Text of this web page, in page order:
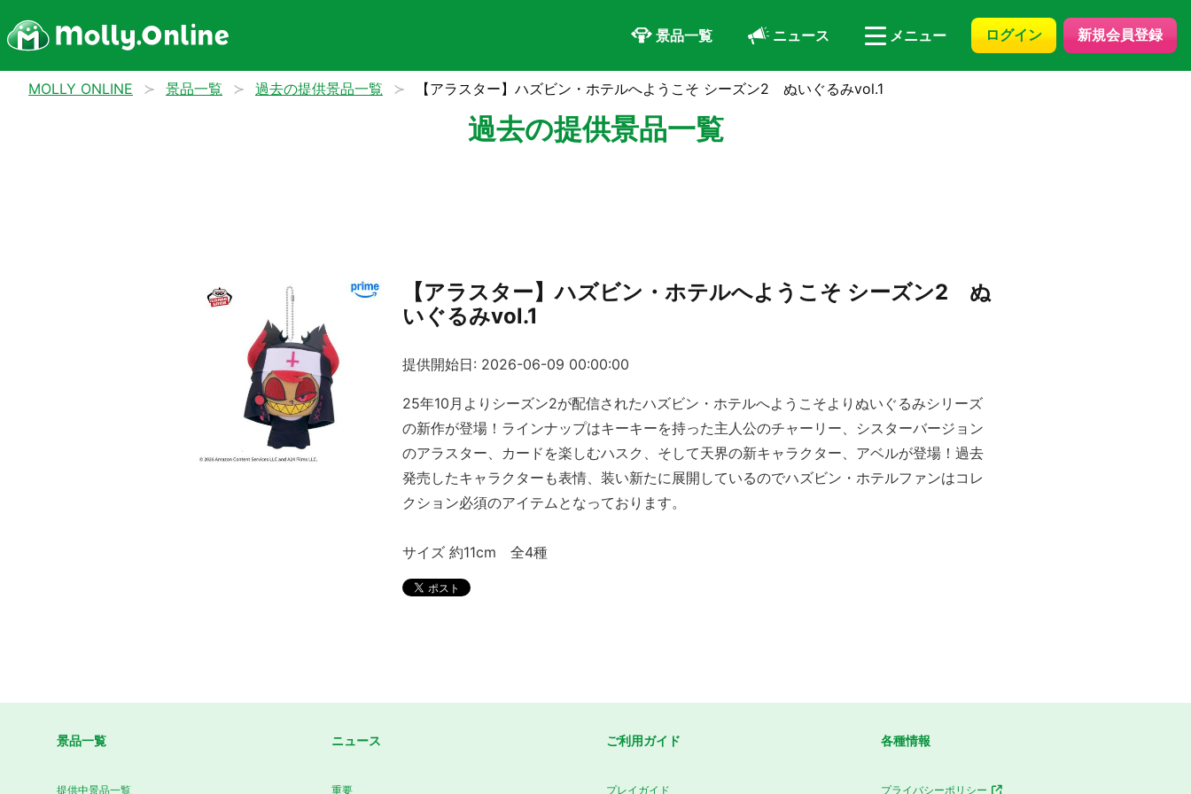
景品一覧 ニュース メニュー ログイン 新規会員登録
MOLLY ONLINE 景品一覧 過去の提供景品一覧 【アラスター】ハズビン・ホテルへようこそ シーズン2 ぬいぐるみvol.1
過去の提供景品一覧
【アラスター】ハズビン・ホテルへようこそ シーズン2 ぬ
いぐるみvol.1
提供開始日: 2026-06-09 00:00:00
25年10月よりシーズン2が配信されたハズビン・ホテルへようこそよりぬいぐるみシリーズ
の新作が登場！ラインナップはキーキーを持った主人公のチャーリー、シスターバージョン
のアラスター、カードを楽しむハスク、そして天界の新キャラクター、アベルが登場！過去
発売したキャラクターも表情、装い新たに展開しているのでハズビン・ホテルファンはコレ
クション必須のアイテムとなっております。
サイズ 約11cm 全4種
景品一覧
提供中景品一覧
ニュース
重要
ご利用ガイド
プレイガイド
各種情報
プライバシーポリシー